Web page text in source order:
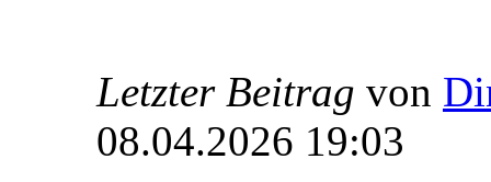
Letzter Beitrag von
08.04.2026 19:03